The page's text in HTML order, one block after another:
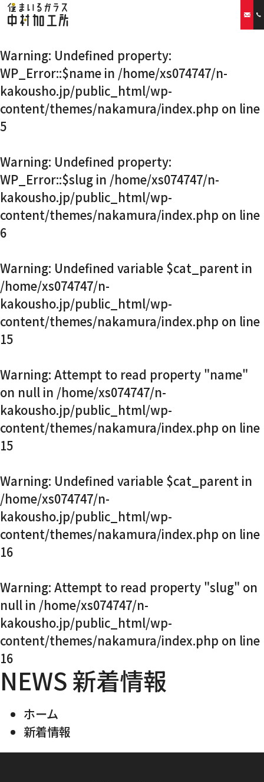
ホーム
当社の特徴
リフォームプラン
ご利用案内
スタッフ紹介
お知らせ・社内報
採用情報
Warning: Undefined property:
WP_Error::$name in /home/xs074747/n-
kakousho.jp/public_html/wp-
content/themes/nakamura/index.php on line
5
Warning: Undefined property:
WP_Error::$slug in /home/xs074747/n-
kakousho.jp/public_html/wp-
content/themes/nakamura/index.php on line
6
Warning: Undefined variable $cat_parent in
/home/xs074747/n-
kakousho.jp/public_html/wp-
content/themes/nakamura/index.php on line
15
Warning: Attempt to read property "name"
on null in /home/xs074747/n-
kakousho.jp/public_html/wp-
content/themes/nakamura/index.php on line
15
Warning: Undefined variable $cat_parent in
/home/xs074747/n-
kakousho.jp/public_html/wp-
content/themes/nakamura/index.php on line
16
Warning: Attempt to read property "slug" on
null in /home/xs074747/n-
kakousho.jp/public_html/wp-
content/themes/nakamura/index.php on line
16
NEWS新着情報
ホーム
新着情報